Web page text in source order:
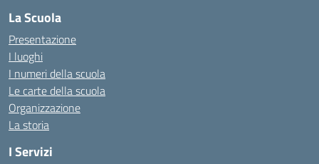
La Scuola
Presentazione
I luoghi
I numeri della scuola
Le carte della scuola
Organizzazione
La storia
I Servizi